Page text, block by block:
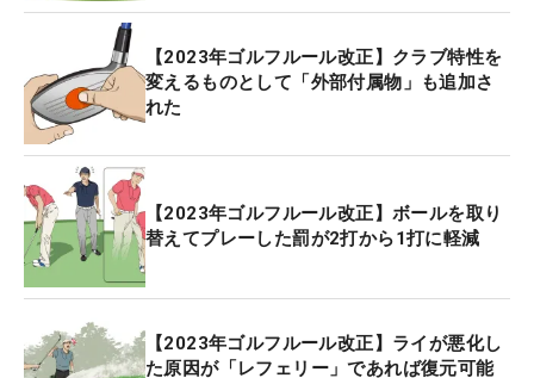
【2023年ゴルフルール改正】クラブ特性を
変えるものとして「外部付属物」も追加さ
れた
【2023年ゴルフルール改正】ボールを取り
替えてプレーした罰が2打から1打に軽減
【2023年ゴルフルール改正】ライが悪化し
た原因が「レフェリー」であれば復元可能